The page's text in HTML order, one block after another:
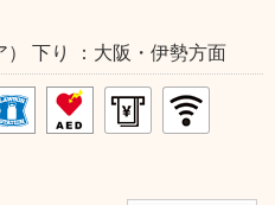
） 下り ：大阪・伊勢方面